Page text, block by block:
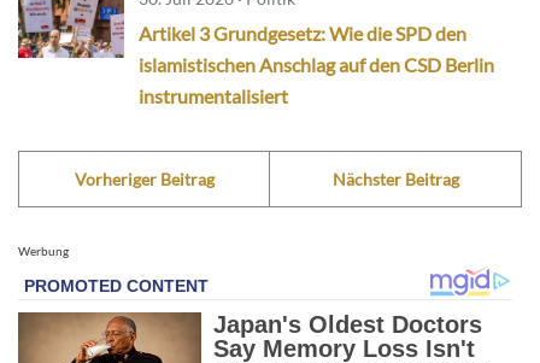
Artikel 3 Grundgesetz: Wie die SPD den
islamistischen Anschlag auf den CSD Berlin
instrumentalisiert
Vorheriger Beitrag Nächster Beitrag
Werbung